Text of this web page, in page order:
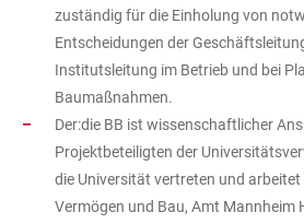
zuständig für die Einholung von
Entscheidungen der
Institutsleitung im Betrieb und bei
Baumaßnahmen.
Der:die BB ist wissenschaftlicher
Projektbeteiligten der
die Universität vertreten und arbeitet
Vermögen und Bau, Amt Mannheim